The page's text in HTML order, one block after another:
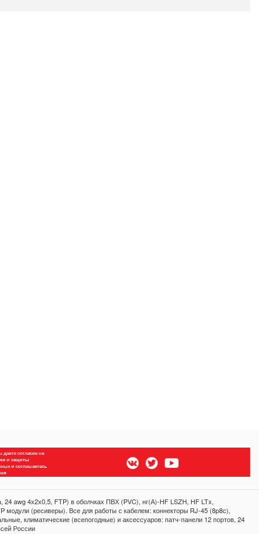
согласие на
и защиты
и соглашаетесь
awg 4х2х0,5, FTP) в оболчках ПВХ (PVC), нг(А)-HF LSZH, HF LTx,
модули (ресиверы). Все для работы с кабелем: коннекторы RJ-45 (8p8c),
климатические (всепогодные) и аксессуаров: патч-панели 12 портов, 24
России